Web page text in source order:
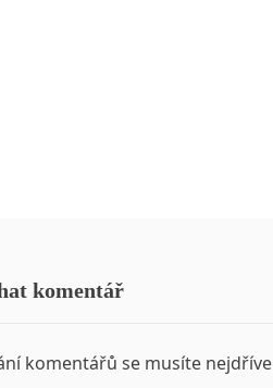
komentář
komentářů se musíte nejdříve